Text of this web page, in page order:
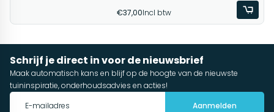
€37,00Incl btw
Schrijf je direct in voor de nieuwsbrief
Maak automatisch kans en blijf op de hoogte van de nieuwste
tuininspiratie, onderhoudsadvies en acties!
Aanmelden